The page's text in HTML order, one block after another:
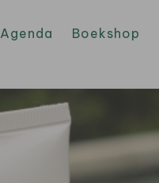
Agenda Boekshop